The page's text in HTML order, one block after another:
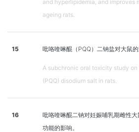
and hyperlipidemia, and improves
ageing rats.
15 吡咯喹啉醌（PQQ）二钠盐对大鼠的
A subchronic oral toxicity study
(PQQ) disodium salt in rats.
16
吡咯喹啉醌二钠对妊娠哺乳期雌性
功能的影响。